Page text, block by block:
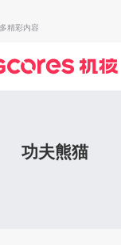
功夫熊猫
精彩内容